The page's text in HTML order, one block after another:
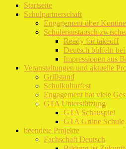
Startseite
Schulpartnerschaft
Engagement über
Schüleraustausch
Ready for takeoff
Deutsch büffeln
Impressionen aus
Veranstaltungen und aktuelle
Grillstand
Schulkulturfest
Engagement hat viele
GTA Unterstützung
GTA Schauspiel
GTA Grüne Schule
beendete Projekte
Fachschaft Deutsch